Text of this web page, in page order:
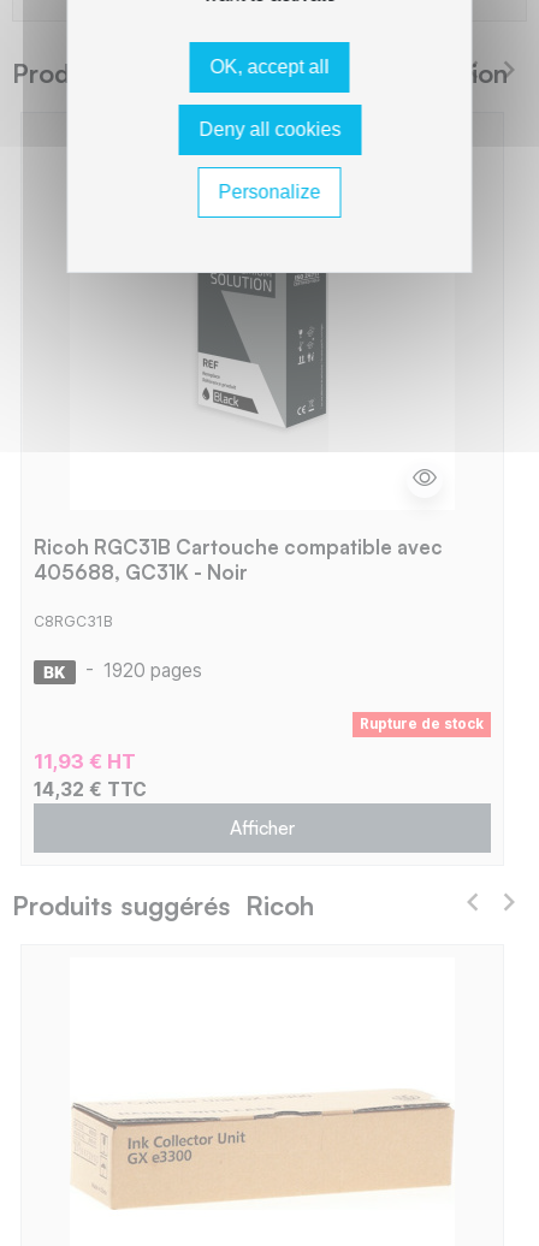
Produits suggérés The Premium Solution
Ricoh RGC31B Cartouche compatible avec
405688, GC31K - Noir
C8RGC31B
- 1920 pages
Rupture de stock
11,93 € HT
14,32 € TTC
Afficher
Produits suggérés Ricoh
OK, accept all
Deny all cookies
Personalize